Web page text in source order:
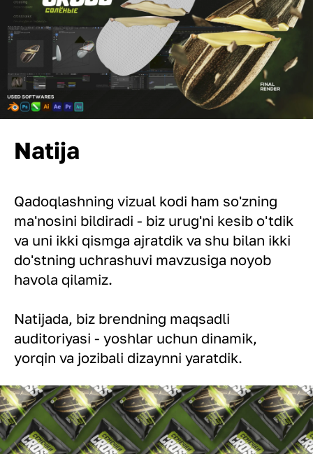
Natija
Qadoqlashning vizual kodi ham so'zning
ma'nosini bildiradi - biz urug'ni kesib o'tdik
va uni ikki qismga ajratdik va shu bilan ikki
do'stning uchrashuvi mavzusiga noyob
havola qilamiz.
Natijada, biz brendning maqsadli
auditoriyasi - yoshlar uchun dinamik,
yorqin va jozibali dizaynni yaratdik.